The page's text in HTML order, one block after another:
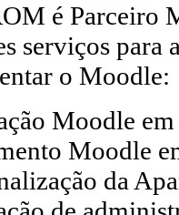
é Parceiro
serviços para
o Moodle:
Moodle
Moodle
da